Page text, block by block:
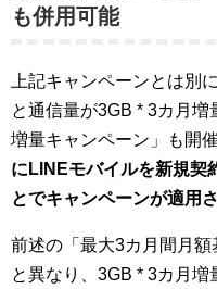
も併用可能
上記キャンペーンとは別
と通信量が3GB * 3カ月
増量キャンペーン」も開
にLINEモバイルを新規契
とでキャンペーンが適用さ
前述の「最大3カ月間月
と異なり、3GB * 3カ月